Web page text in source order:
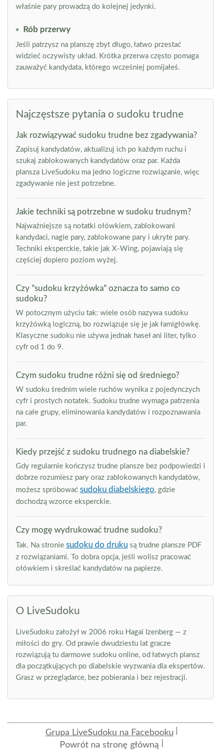
właśnie pary prowadzą do kolejnej jedynki.
Rób przerwy
Jeśli patrzysz na planszę zbyt długo, łatwo przestać
widzieć oczywisty układ. Krótka przerwa często pomaga
zauważyć kandydata, którego wcześniej pomijałeś.
Najczęstsze pytania o sudoku trudne
Jak rozwiązywać sudoku trudne bez zgadywania?
Zapisuj kandydatów, aktualizuj ich po każdym ruchu i
szukaj zablokowanych kandydatów oraz par. Każda
plansza LiveSudoku ma jedno logiczne rozwiązanie, więc
zgadywanie nie jest potrzebne.
Jakie techniki są potrzebne w sudoku trudnym?
Najważniejsze są notatki ołówkiem, zablokowani
kandydaci, nagie pary, zablokowane pary i ukryte pary.
Techniki eksperckie, takie jak X-Wing, pojawiają się
częściej dopiero poziom wyżej.
Czy "sudoku krzyżówka" oznacza to samo co
sudoku?
W potocznym użyciu tak: wiele osób nazywa sudoku
krzyżówką logiczną, bo rozwiązuje się je jak łamigłówkę.
Klasyczne sudoku nie używa jednak haseł ani liter, tylko
cyfr od 1 do 9.
Czym sudoku trudne różni się od średniego?
W sudoku średnim wiele ruchów wynika z pojedynczych
cyfr i prostych notatek. Sudoku trudne wymaga patrzenia
na całe grupy, eliminowania kandydatów i rozpoznawania
par.
Kiedy przejść z sudoku trudnego na diabelskie?
Gdy regularnie kończysz trudne plansze bez podpowiedzi i
dobrze rozumiesz pary oraz zablokowanych kandydatów,
możesz spróbować sudoku diabelskiego, gdzie
dochodzą wzorce eksperckie.
Czy mogę wydrukować trudne sudoku?
Tak. Na stronie sudoku do druku są trudne plansze PDF
z rozwiązaniami. To dobra opcja, jeśli wolisz pracować
ołówkiem i skreślać kandydatów na papierze.
O LiveSudoku
LiveSudoku założył w 2006 roku Hagai Izenberg — z
miłości do gry. Od prawie dwudziestu lat gracze
rozwiązują tu darmowe sudoku online, od łatwych plansz
dla początkujących po diabelskie wyzwania dla ekspertów.
Grasz w przeglądarce, bez pobierania i bez rejestracji.
Grupa LiveSudoku na Facebooku
Powrót na stronę główną